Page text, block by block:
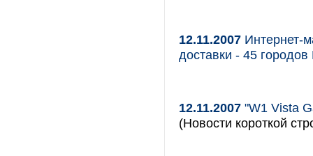
12.11.2007 Интернет-
доставки - 45 городов
12.11.2007 "W1 Vista
(Новости короткой